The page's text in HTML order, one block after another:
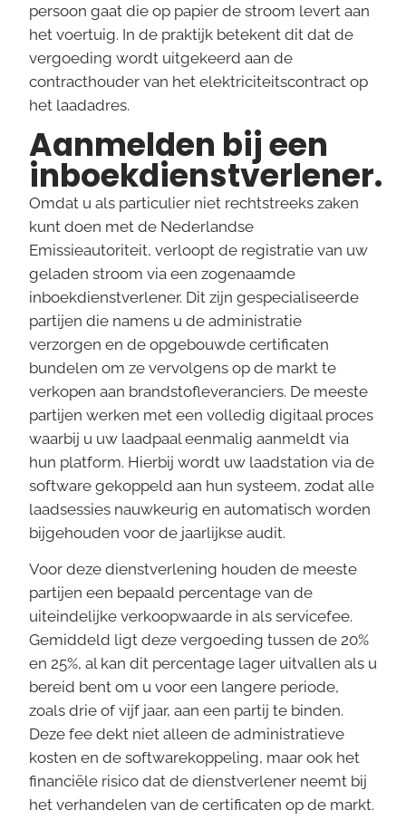
persoon gaat die op papier de stroom levert aan
het voertuig. In de praktijk betekent dit dat de
vergoeding wordt uitgekeerd aan de
contracthouder van het elektriciteitscontract op
het laadadres.
Aanmelden bij een
inboekdienstverlener.
Omdat u als particulier niet rechtstreeks zaken
kunt doen met de Nederlandse
Emissieautoriteit, verloopt de registratie van uw
geladen stroom via een zogenaamde
inboekdienstverlener. Dit zijn gespecialiseerde
partijen die namens u de administratie
verzorgen en de opgebouwde certificaten
bundelen om ze vervolgens op de markt te
verkopen aan brandstofleveranciers. De meeste
partijen werken met een volledig digitaal proces
waarbij u uw laadpaal eenmalig aanmeldt via
hun platform. Hierbij wordt uw laadstation via de
software gekoppeld aan hun systeem, zodat alle
laadsessies nauwkeurig en automatisch worden
bijgehouden voor de jaarlijkse audit.
Voor deze dienstverlening houden de meeste
partijen een bepaald percentage van de
uiteindelijke verkoopwaarde in als servicefee.
Gemiddeld ligt deze vergoeding tussen de 20%
en 25%, al kan dit percentage lager uitvallen als u
bereid bent om u voor een langere periode,
zoals drie of vijf jaar, aan een partij te binden.
Deze fee dekt niet alleen de administratieve
kosten en de softwarekoppeling, maar ook het
financiële risico dat de dienstverlener neemt bij
het verhandelen van de certificaten op de markt.